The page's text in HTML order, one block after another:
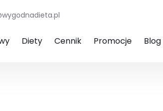
Diety Cennik Promocje Blog